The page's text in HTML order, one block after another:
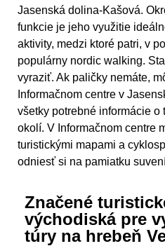
Jasenská dolina-Kašová.
funkcie je jeho využitie
aktivity, medzi ktoré patri, v
populárny nordic walking.
vyraziť. Ak paličky nemáte,
Informačnom centre v
všetky potrebné informácie
okolí. V Informačnom centre
turistickými mapami a
odniesť si na pamiatku
Značené
východiská pre
túry na hrebeň